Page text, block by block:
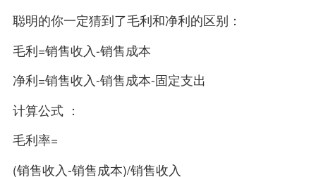
聪明的你一定猜到了毛利和净利的区别：
毛利=销售收入-销售成本
净利=销售收入-销售成本-固定支出
计算公式 ：
毛利率=
(销售收入-销售成本)/销售收入